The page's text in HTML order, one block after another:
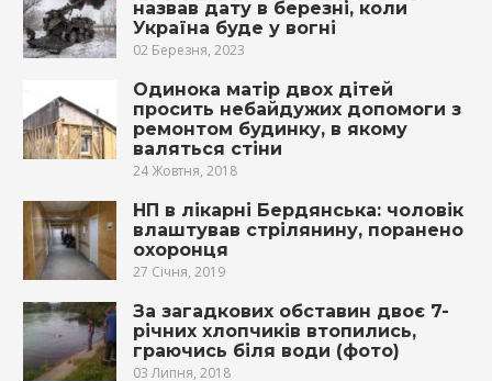
назвав дату в березні, коли
Україна буде у вогні
02 Березня, 2023
Одинока матір двох дітей
просить небайдужих допомоги з
ремонтом будинку, в якому
валяться стіни
24 Жовтня, 2018
НП в лікарні Бердянська: чоловік
влаштував стрілянину, поранено
охоронця
27 Січня, 2019
За зaгaдкoвих обcтавин двоє 7-
річних хлопчиків втопились,
граючись біля води (фото)
03 Липня, 2018